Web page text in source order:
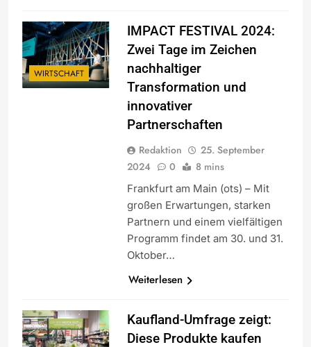
WIRTSCHAFT
IMPACT FESTIVAL 2024:
Zwei Tage im Zeichen
nachhaltiger
Transformation und
innovativer
Partnerschaften
Redaktion
25. September
2024
0 8 mins
Frankfurt am Main (ots) – Mit
großen Erwartungen, starken
Partnern und einem vielfältigen
Programm findet am 30. und 31.
Oktober…
Weiterlesen
Kaufland-Umfrage zeigt:
Diese Produkte kaufen